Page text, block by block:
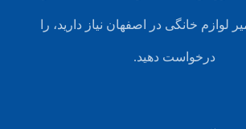
لوازم خانگی در اصفهان نیاز دارید، را
درخواست دهید.